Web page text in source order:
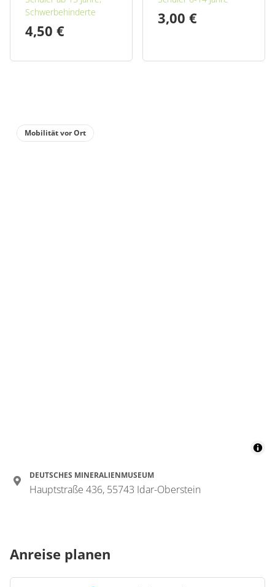
Schwerbehinderte
4,50 €
3,00 €
Mobilität vor Ort
DEUTSCHES MINERALIENMUSEUM
Hauptstraße 436, 55743 Idar-Oberstein
Anreise planen